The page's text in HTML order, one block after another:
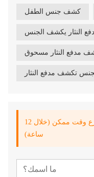
كشف جنس الطفل
النثار يكشف الجنس
تكشف مدفع النثار
الحصول على آخر سعر؟ سنرد في أسرع وقت ممكن (خلال 12
ساعة)